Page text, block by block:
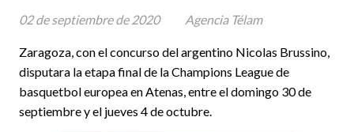
Zaragoza, con el concurso del argentino Nicolas Brussino,
disputara la etapa final de la Champions League de
basquetbol europea en Atenas, entre el domingo 30 de
septiembre y el jueves 4 de octubre.
02 de septiembre de 2020 Agencia Télam